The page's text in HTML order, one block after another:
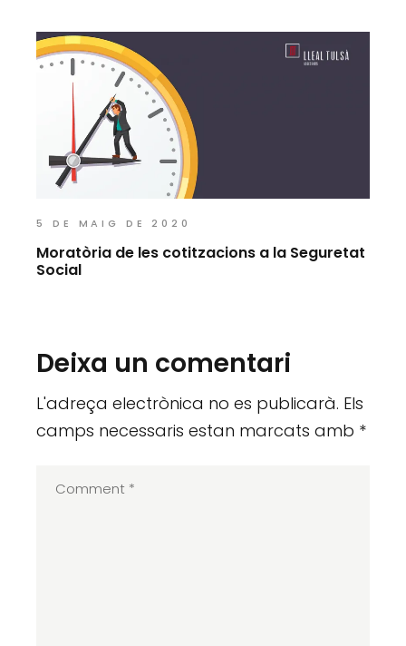
5 DE MAIG DE 2020
Moratòria de les cotitzacions a la Seguretat
Social
Deixa un comentari
L'adreça electrònica no es publicarà. Els
camps necessaris estan marcats amb *